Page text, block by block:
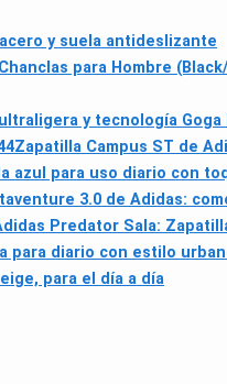
y suela antideslizante
para Hombre
y tecnología Goga
Zapatilla Campus ST de
azul para uso diario con
3.0 de Adidas:
Predator Sala:
para diario con estilo
para el día a día